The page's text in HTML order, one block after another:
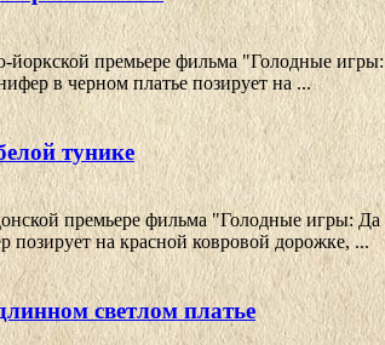
премьере фильма "Голодные игры:
в черном платье позирует на ...
тунике
премьере фильма "Голодные игры: Да
на красной ковровой дорожке, ...
светлом платье